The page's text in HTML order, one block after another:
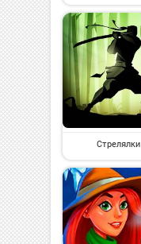
Стрелялки